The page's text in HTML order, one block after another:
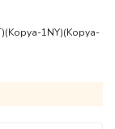
1NY)(Kopya-